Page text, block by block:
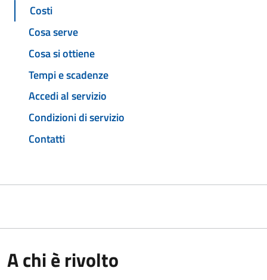
Costi
Cosa serve
Cosa si ottiene
Tempi e scadenze
Accedi al servizio
Condizioni di servizio
Contatti
A chi è rivolto